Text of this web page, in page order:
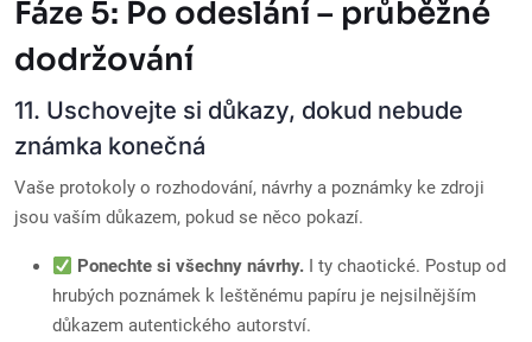
Fáze 5: Po odeslání – průběžné
dodržování
11. Uschovejte si důkazy, dokud nebude
známka konečná
Vaše protokoly o rozhodování, návrhy a poznámky ke zdroji
jsou vaším důkazem, pokud se něco pokazí.
Ponechte si všechny návrhy. I ty chaotické. Postup od
hrubých poznámek k leštěnému papíru je nejsilnějším
důkazem autentického autorství.